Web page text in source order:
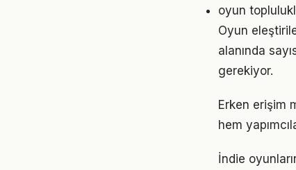
oyun
Oyun
alanında
gerekiyor.
Erken erişim
hem
İndie